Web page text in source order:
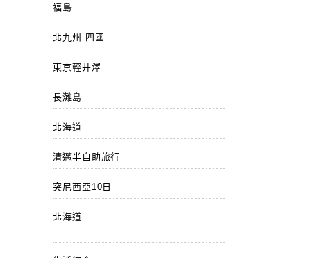
福島
北九州 四國
東京輕井澤
長灘島
北海道
清邁半自助旅行
突尼西亞10日
北海道